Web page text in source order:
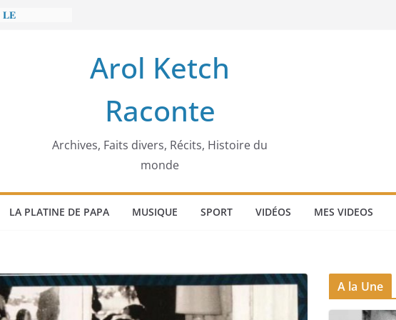
Arol Ketch
Raconte
Archives, Faits divers, Récits, Histoire du
monde
LA PLATINE DE PAPA MUSIQUE SPORT VIDÉOS MES VIDEOS
A la Une